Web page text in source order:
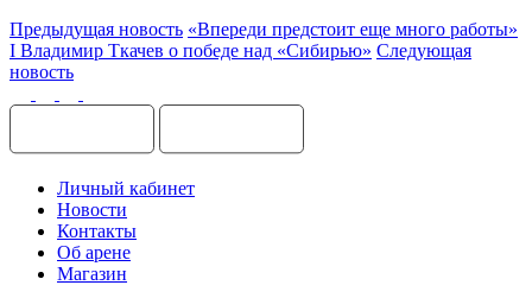
Предыдущая новость «Впереди предстоит еще много работы»
I Владимир Ткачев о победе над «Сибирью» Следующая
новость
Личный кабинет
Новости
Контакты
Об арене
Магазин